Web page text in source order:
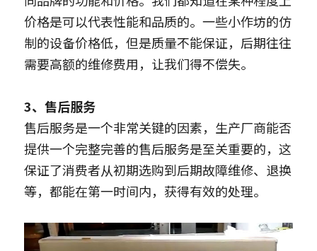
价格是可以代表性能和品质的。一些小作坊的仿
制的设备价格低，但是质量不能保证，后期往往
需要高额的维修费用，让我们得不偿失。
3、售后服务
售后服务是一个非常关键的因素，生产厂商能否
提供一个完整完善的售后服务是至关重要的，这
保证了消费者从初期选购到后期故障维修、退换
等，都能在第一时间内，获得有效的处理。